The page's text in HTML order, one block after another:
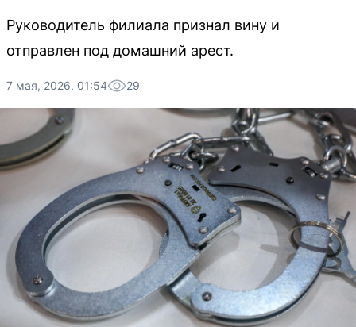
Руководитель филиала признал вину и
отправлен под домашний арест.
7 мая, 2026, 01:54 29